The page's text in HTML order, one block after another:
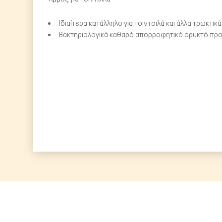
Ιδιαίτερα κατάλληλο για τσιντσιλά και άλλα τρωκτικά
Βακτηριολογικά καθαρό απορροφητικό ορυκτό